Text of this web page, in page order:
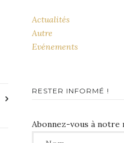
Actualités
Autre
Evénements
RESTER INFORMÉ !
Abonnez-vous à notre